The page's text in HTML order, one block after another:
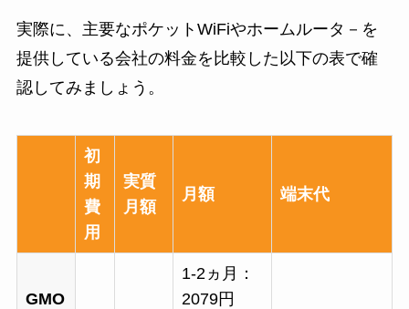
実際に、主要なポケットWiFiやホームルータ－を
提供している会社の料金を比較した以下の表で確
認してみましょう。
初
期
費
用
実質
月額
月額 端末代
GMO
1-2ヵ月：
2079円